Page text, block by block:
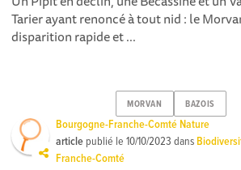
Tarier ayant renoncé à tout nid : le
disparition rapide et ...
MORVAN BAZOIS
Bourgogne-Franche-Comté Nature
article publié le10/10/2023 dans
Franche-Comté